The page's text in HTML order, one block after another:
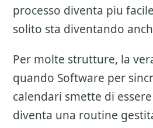
processo diventa piu
solito sta diventando
Per molte strutture, la
quando Software per
calendari smette di
diventa una routine